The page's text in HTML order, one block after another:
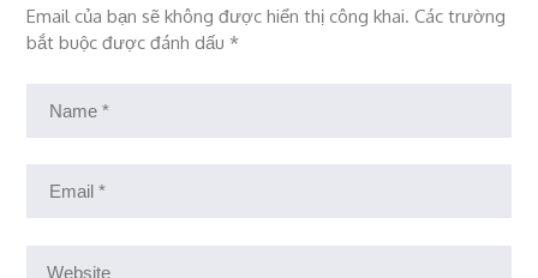
Email của bạn sẽ không được hiển thị công khai. Các trường
bắt buộc được đánh dấu*